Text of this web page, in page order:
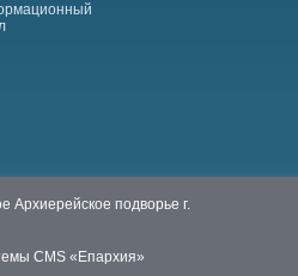
Архиерейское подворье г.
CMS «Епархия»